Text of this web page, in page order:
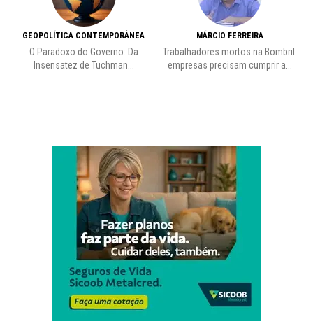
GEOPOLÍTICA CONTEMPORÂNEA
O Paradoxo do Governo: Da
Insensatez de Tuchman...
MÁRCIO FERREIRA
Trabalhadores mortos na Bombril:
empresas precisam cumprir a...